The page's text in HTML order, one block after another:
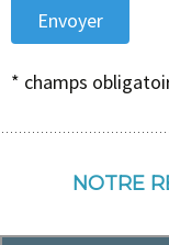
* champs
NOTRE